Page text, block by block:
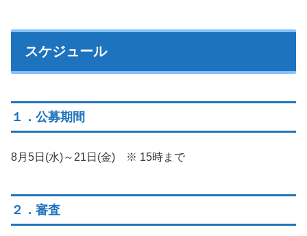
スケジュール
１．公募期間
8月5日(水)～21日(金) ※ 15時まで
２．審査